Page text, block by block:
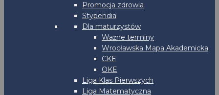
Promocja zdrowia
Stypendia
Dla maturzystów
Ważne terminy
Wrocławska Mapa Akademicka
CKE
OKE
Liga Klas Pierwszych
Liga Matematyczna